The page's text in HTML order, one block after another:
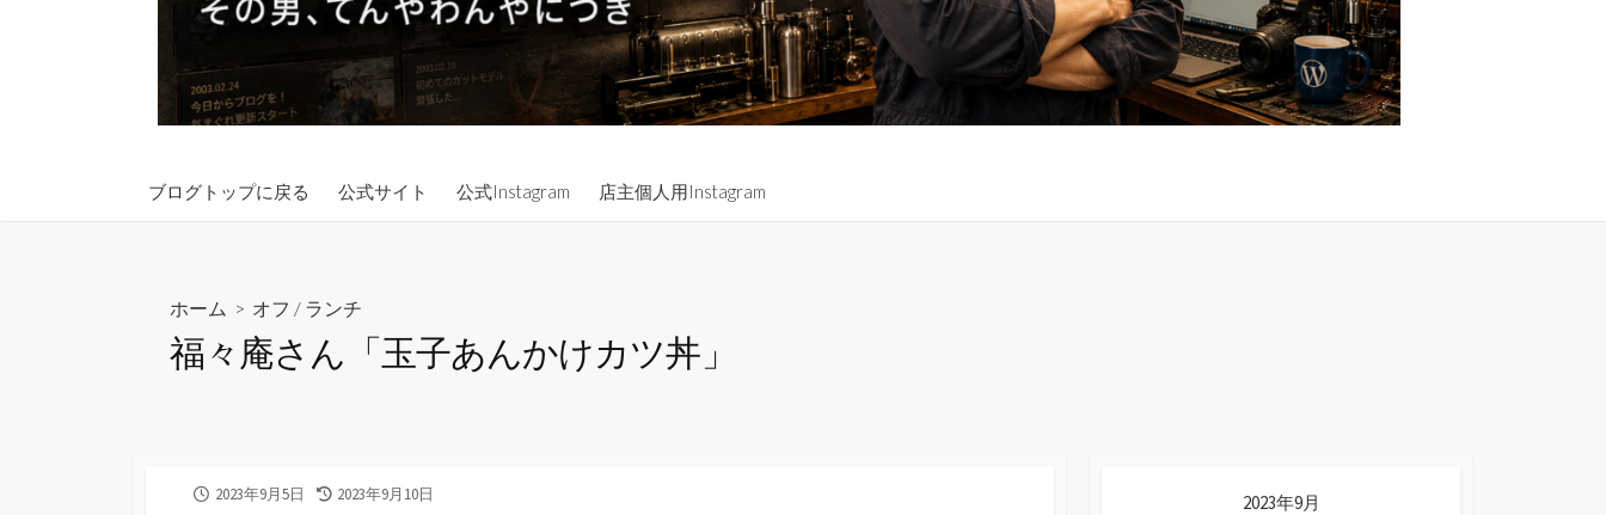
ブログトップに戻る 公式サイト 公式Instagram 店主個人用Instagram
ホーム > オフ / ランチ
福々庵さん「玉子あんかけカツ丼」
公
2023年9月5日
最
2023年9月10日
2023年9月